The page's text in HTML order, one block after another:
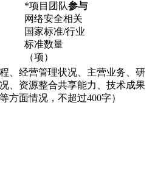
*项目团队参与
网络安全相关
国家标准/行业
标准数量
（项）
程、经营管理状况、主营业务、研
、资源整合共享能力、技术成果
方面情况，不超过400字）